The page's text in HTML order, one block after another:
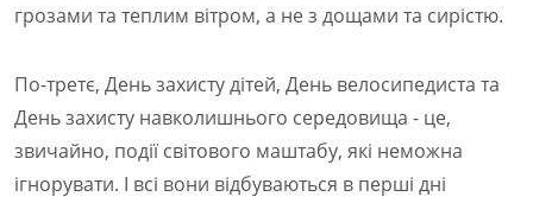
грозами та теплим вітром, а не з дощами та сирістю.
По-третє, День захисту дітей, День велосипедиста та
День захисту навколишнього середовища - це,
звичайно, події світового маштабу, які неможна
ігнорувати. І всі вони відбуваються в перші дні